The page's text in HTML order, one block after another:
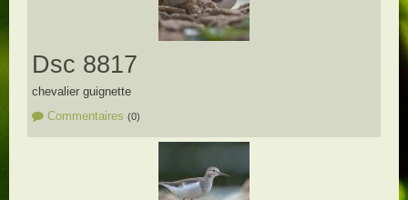
Dsc 8817
chevalier guignette
Commentaires (0)